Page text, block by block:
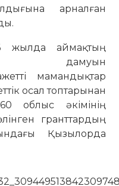
арналған
жылда аймақтың
дамуын
мамандықтар
осал топтарынан
облыс әкімінің
гранттардың
Қызылорда